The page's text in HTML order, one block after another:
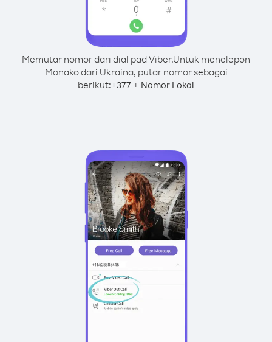
Memutar nomor dari dial pad Viber.Untuk menelepon
Monako dari Ukraina, putar nomor sebagai
berikut:+377 + Nomor Lokal